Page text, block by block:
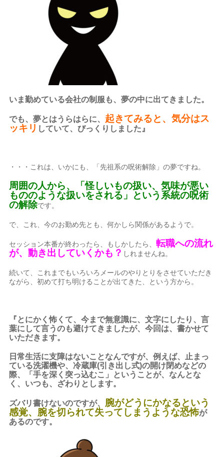
いま勤めている会社の制服も、夢の中に出てきました。
でも、夢とはうらはらに、 起きてみると、気分はス
ッキリ していて、びっくりしました』
・・・これは、いかにも、「先祖系の呪術解除」の夢ですね。
周囲の人から、「怪しいもの扱い、気味が悪い
もののような扱いをされる」という系統の呪術
の解除です。
で、これ、今のお勤め先とも、何かしら関係があるようで。
セッション本番が終わったら、もしかしたら、転職への流れ
が、動き出していくかも？ しれませんね。
続いて、これまでもいろいろメールのやりとりをさせていただき
ながら、初めて打ち明けることが出てきた、という方から。
『とにかく怖くて、今まで無意識に、文字にしたり、言
葉にして言うのも避けてきましたが、今回は、書かせて
いただきます。
日常生活に支障はないことなんですが、例えば、止まっ
ている洗濯機や、冷蔵庫(引き出し式)の開け閉めなどの
際、「手を深く突っ込むこ」ということが、なんとな
く、いつも、ざわりとします。
ズバリ書けないのですが、 腕がどうにかなるという
感覚、腕を切られて失ってしまうような恐怖が
あるのです。